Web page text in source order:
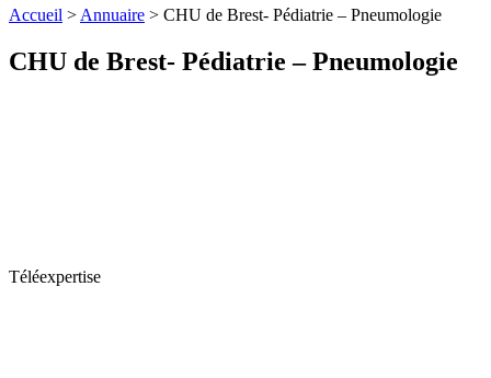
Accueil > Annuaire > CHU de Brest- Pédiatrie – Pneumologie
CHU de Brest- Pédiatrie – Pneumologie
Téléexpertise